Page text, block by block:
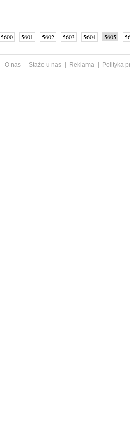
5600 5601 5602 5603 5604 5605
O nas Staże u nas Reklama
Polityka